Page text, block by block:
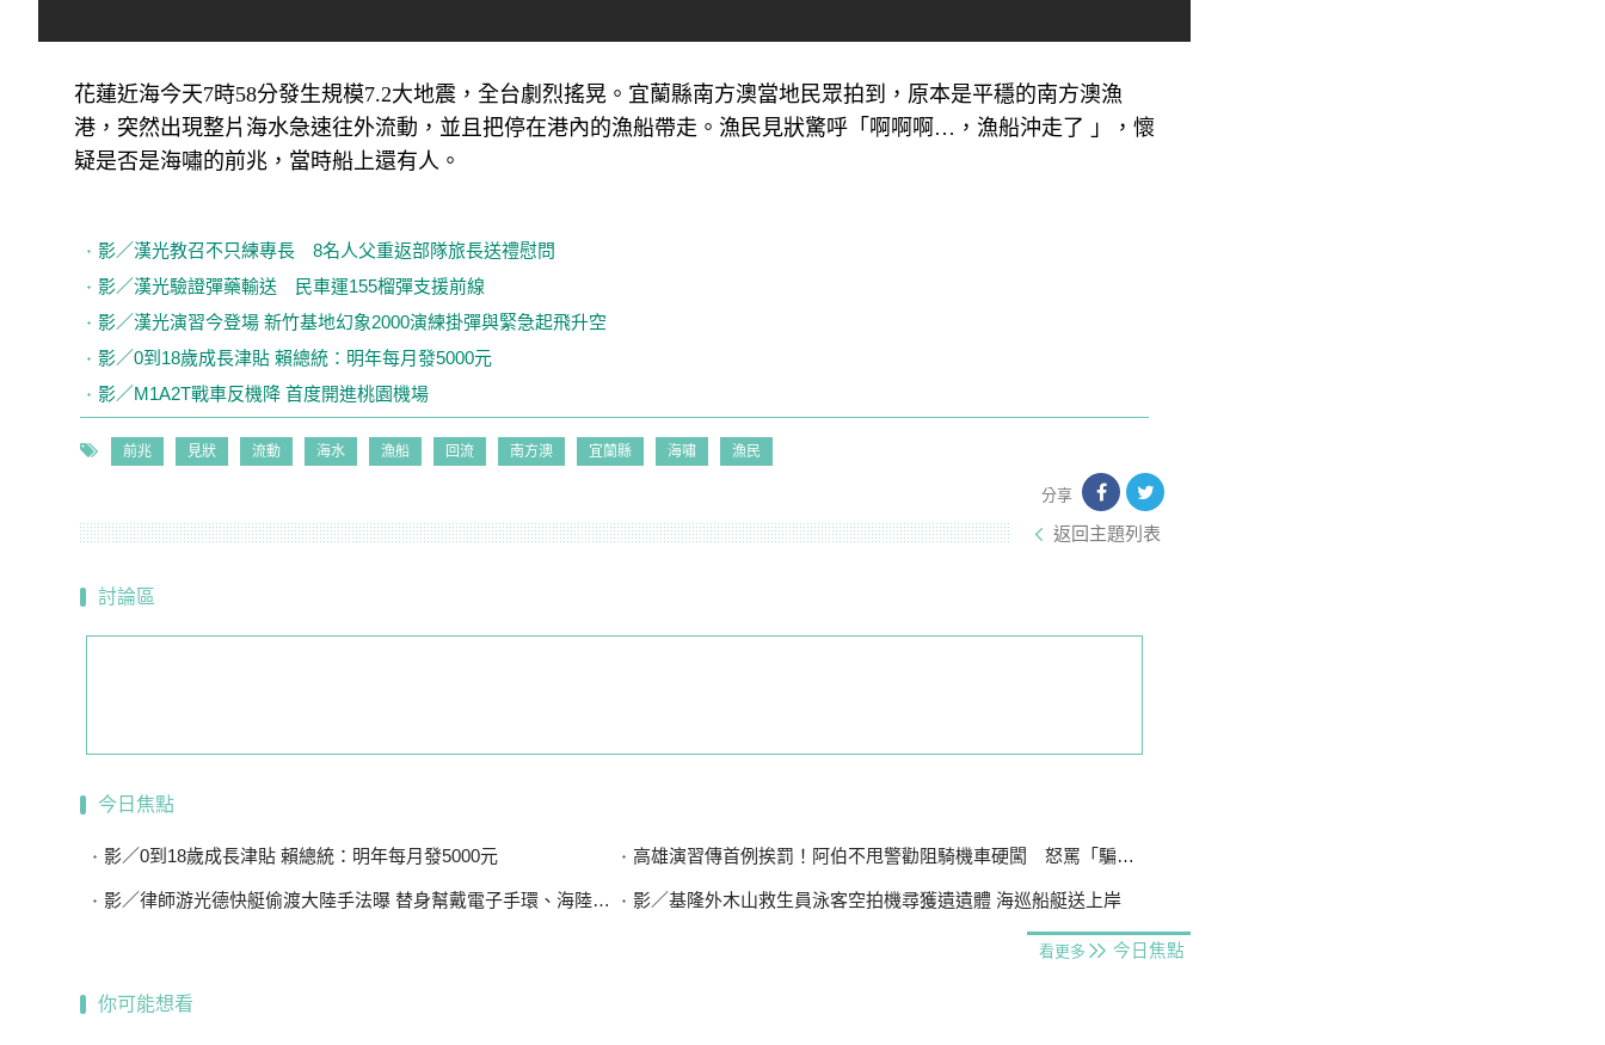
花蓮近海今天7時58分發生規模7.2大地震，全台劇烈搖晃。宜蘭縣南方澳當地民眾拍到，原本是平穩的南方澳漁
港，突然出現整片海水急速往外流動，並且把停在港內的漁船帶走。漁民見狀驚呼「啊啊啊…，漁船沖走了 」，懷
疑是否是海嘯的前兆，當時船上還有人。
影／漢光教召不只練專長 8名人父重返部隊旅長送禮慰問
影／漢光驗證彈藥輸送 民車運155榴彈支援前線
影／漢光演習今登場 新竹基地幻象2000演練掛彈與緊急起飛升空
影／0到18歲成長津貼 賴總統：明年每月發5000元
影／M1A2T戰車反機降 首度開進桃園機場
前兆 見狀 流動 海水 漁船 回流 南方澳 宜蘭縣 海嘯 漁民
分享
返回主題列表
討論區
今日焦點
影／0到18歲成長津貼 賴總統：明年每月發5000元 高雄演習傳首例挨罰！阿伯不甩警勸阻騎機車硬闖 怒罵「騙肖ㄟ」慘了
影／律師游光德快艇偷渡大陸手法曝 替身幫戴電子手環、海陸設7斷點 影／基隆外木山救生員泳客空拍機尋獲遺遺體 海巡船艇送上岸
看更多 今日焦點
你可能想看